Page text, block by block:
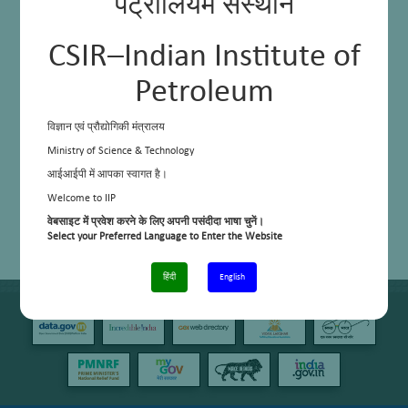
पेट्रोलियम संस्थान
CSIR–Indian Institute of
Petroleum
विज्ञान एवं प्रौद्योगिकी मंत्रालय
Ministry of Science & Technology
आईआईपी में आपका स्वागत है।
Welcome to IIP
वेबसाइट में प्रवेश करने के लिए अपनी पसंदीदा भाषा चुनें।
Select your Preferred Language to Enter the Website
हिंदी English